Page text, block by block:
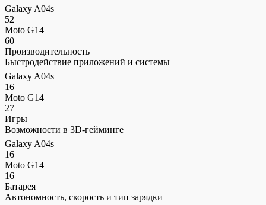
Galaxy A04s
52
Moto G14
60
Производительность
Быстродействие приложений и системы
Galaxy A04s
16
Moto G14
27
Игры
Возможности в 3D-гейминге
Galaxy A04s
16
Moto G14
16
Батарея
Автономность, скорость и тип зарядки